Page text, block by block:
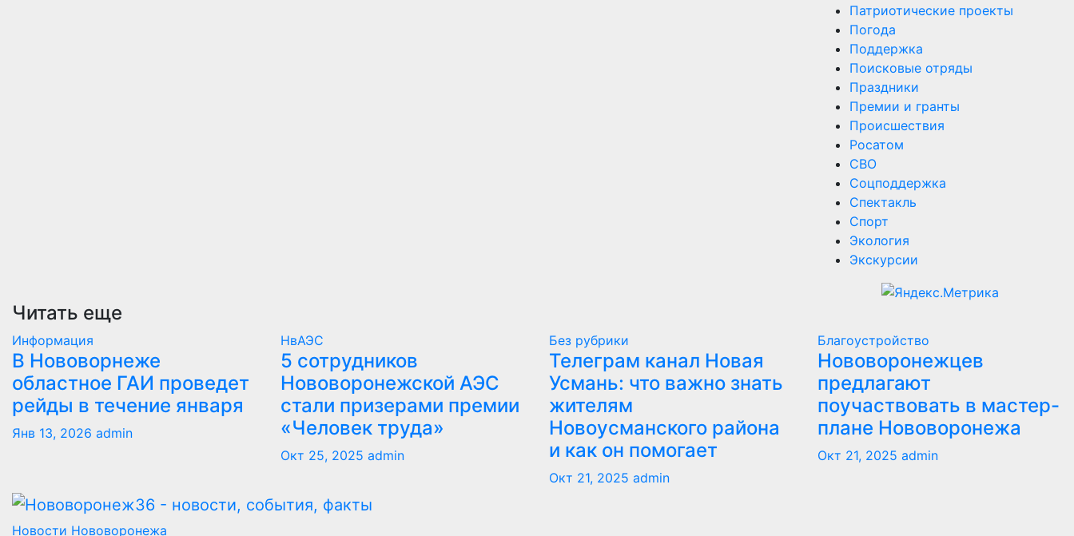
Патриотические проекты
Погода
Поддержка
Поисковые отряды
Праздники
Премии и гранты
Происшествия
Росатом
СВО
Соцподдержка
Спектакль
Спорт
Экология
Экскурсии
Читать еще
Информация
В Нововорнеже
областное ГАИ проведет
рейды в течение января
Янв 13, 2026 admin
НвАЭС
5 сотрудников
Нововоронежской АЭС
стали призерами премии
«Человек труда»
Окт 25, 2025 admin
Без рубрики
Телеграм канал Новая
Усмань: что важно знать
жителям
Новоусманского района
и как он помогает
Окт 21, 2025 admin
Благоустройство
Нововоронежцев
предлагают
поучаствовать в мастер-
плане Нововоронежа
Окт 21, 2025 admin
Новости Нововоронежа